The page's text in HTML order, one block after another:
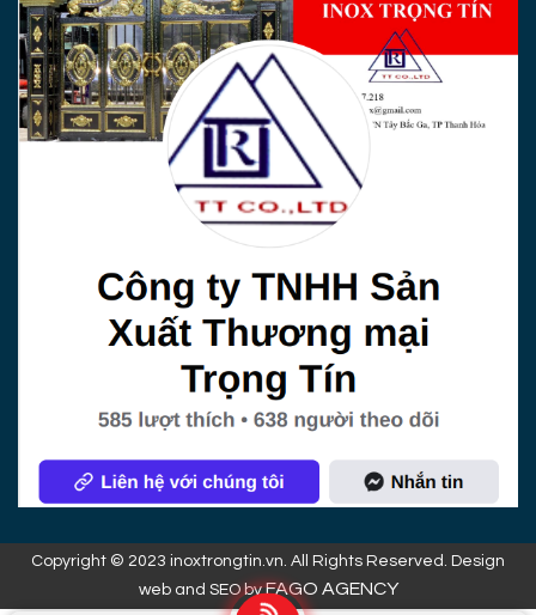
Copyright © 2023 inoxtrongtin.vn. All Rights Reserved. Design
web and SEO byFAGO AGENCY